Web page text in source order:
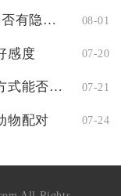
吞食天地2中全人物升级是否有隐藏的秘籍 08-01
感度 07-20
攻城掠地第五主将的开启方式能否介绍一下 07-21
物配对 07-24